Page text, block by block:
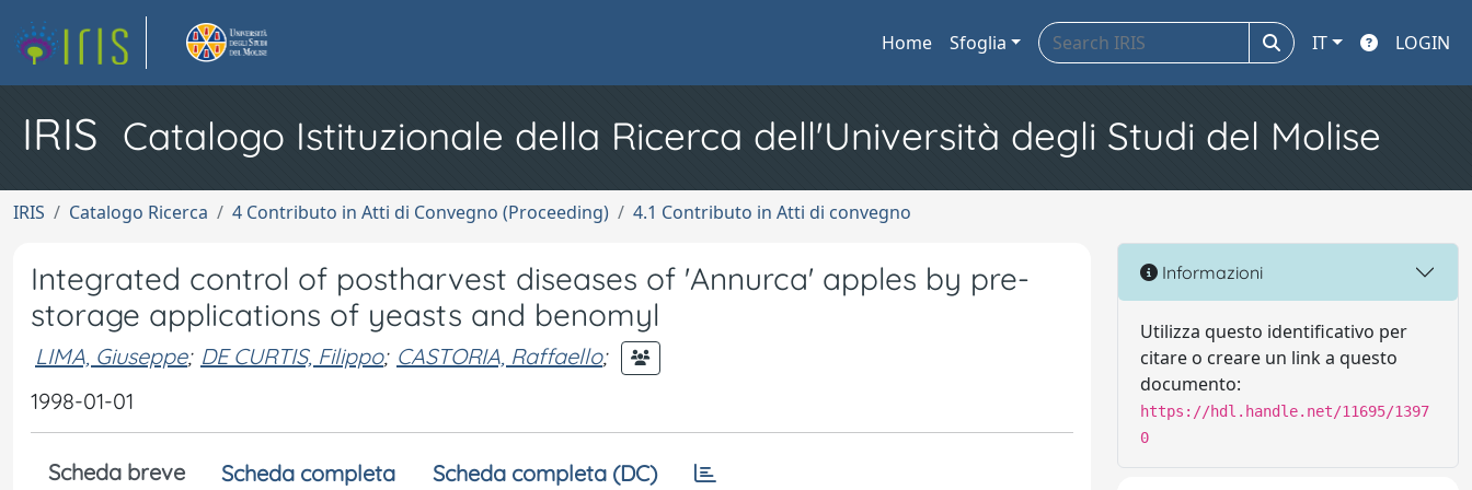
Home Sfoglia IT LOGIN
IRIS Catalogo Istituzionale della Ricerca dell'Università degli Studi del Molise
IRIS Catalogo Ricerca 4 Contributo in Atti di Convegno (Proceeding) 4.1 Contributo in Atti di convegno
Integrated control of postharvest diseases of 'Annurca' apples by pre-
storage applications of yeasts and benomyl
LIMA, Giuseppe; DE CURTIS, Filippo; CASTORIA, Raffaello;
1998-01-01
Scheda breve Scheda completa Scheda completa (DC)
Informazioni
Utilizza questo identificativo per
citare o creare un link a questo
documento:
https://hdl.handle.net/11695/1397
0